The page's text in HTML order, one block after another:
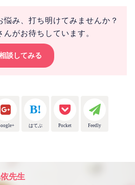
み、打ち明けてみませんか？
んがお待ちしています。
談してみる
はてぶ Pocket Feedly
先生